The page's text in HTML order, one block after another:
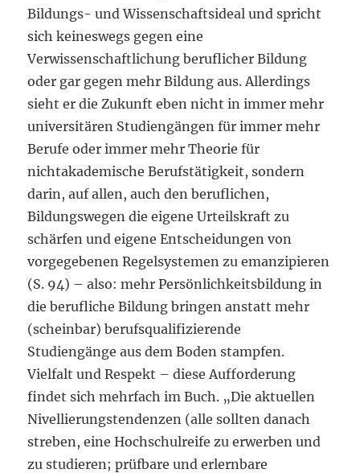
Bildungs- und Wissenschaftsideal und spricht
sich keineswegs gegen eine
Verwissenschaftlichung beruflicher Bildung
oder gar gegen mehr Bildung aus. Allerdings
sieht er die Zukunft eben nicht in immer mehr
universitären Studiengängen für immer mehr
Berufe oder immer mehr Theorie für
nichtakademische Berufstätigkeit, sondern
darin, auf allen, auch den beruflichen,
Bildungswegen die eigene Urteilskraft zu
schärfen und eigene Entscheidungen von
vorgegebenen Regelsystemen zu emanzipieren
(S. 94) – also: mehr Persönlichkeitsbildung in
die berufliche Bildung bringen anstatt mehr
(scheinbar) berufsqualifizierende
Studiengänge aus dem Boden stampfen.
Vielfalt und Respekt – diese Aufforderung
findet sich mehrfach im Buch. „Die aktuellen
Nivellierungstendenzen (alle sollten danach
streben, eine Hochschulreife zu erwerben und
zu studieren; prüfbare und erlernbare